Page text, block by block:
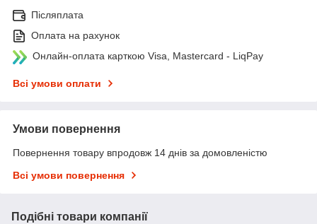
Післяплата
Оплата на рахунок
Онлайн-оплата карткою Visa, Mastercard - LiqPay
Всі умови оплати
Умови повернення
Повернення товару впродовж 14 днів за домовленістю
Всі умови повернення
Подібні товари компанії